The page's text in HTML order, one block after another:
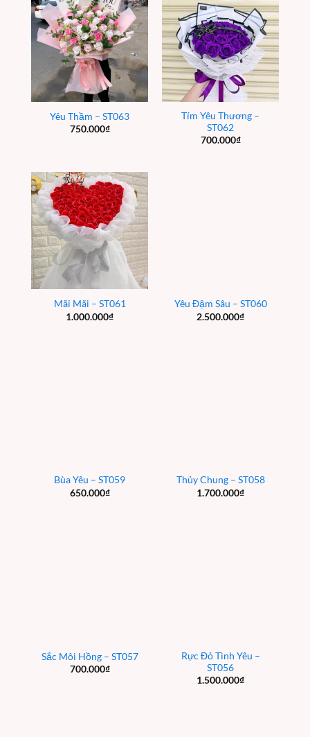
Yêu Thầm – ST063
750.000₫
Tím Yêu Thương –
ST062
700.000₫
Mãi Mãi – ST061
1.000.000₫
Yêu Đậm Sâu – ST060
2.500.000₫
Bùa Yêu – ST059
650.000₫
Thủy Chung – ST058
1.700.000₫
Sắc Môi Hồng – ST057
700.000₫
Rực Đỏ Tình Yêu –
ST056
1.500.000₫